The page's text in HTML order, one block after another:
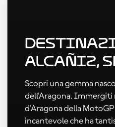
Alcañiz,
Scopri una gemma
dell'Aragona. Immergiti
d'Aragona della
incantevole che ha